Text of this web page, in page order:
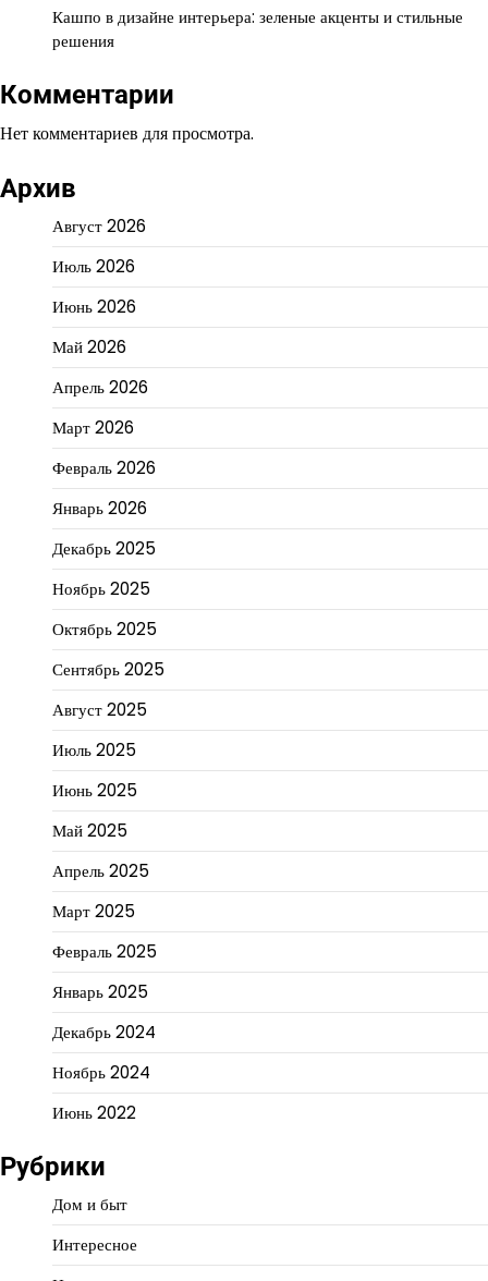
Кашпо в дизайне интерьера: зеленые акценты и стильные
решения
Комментарии
Нет комментариев для просмотра.
Архив
Август 2026
Июль 2026
Июнь 2026
Май 2026
Апрель 2026
Март 2026
Февраль 2026
Январь 2026
Декабрь 2025
Ноябрь 2025
Октябрь 2025
Сентябрь 2025
Август 2025
Июль 2025
Июнь 2025
Май 2025
Апрель 2025
Март 2025
Февраль 2025
Январь 2025
Декабрь 2024
Ноябрь 2024
Июнь 2022
Рубрики
Дом и быт
Интересное